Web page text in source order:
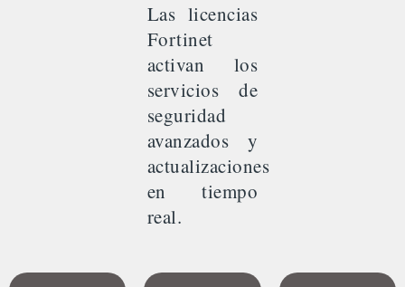
Las licencias
Fortinet
activan los
servicios de
seguridad
avanzados y
actualizaciones
en tiempo
real.